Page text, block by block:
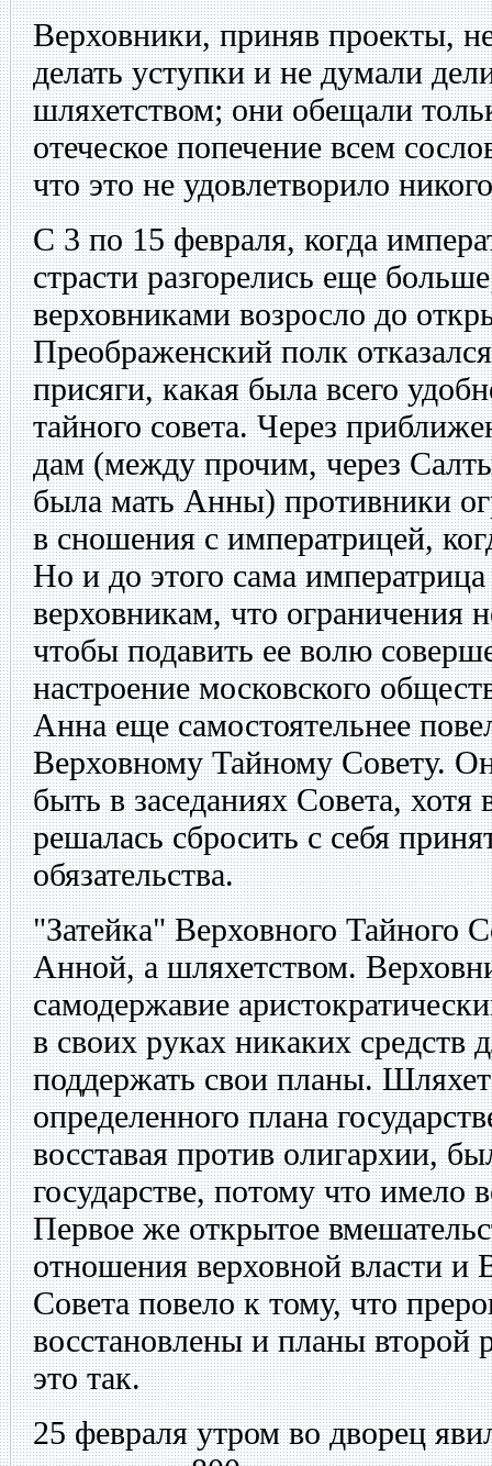
Верховники, приняв проекты,
делать уступки и не думали
шляхетством; они обещали
отеческое попечение всем
что это не удовлетворило
С 3 по 15 февраля, когда
страсти разгорелись еще
верховниками возросло до
Преображенский полк
присяги, какая была всего
тайного совета. Через
дам (между прочим, через
была мать Анны) противники
в сношения с императрицей,
Но и до этого сама императрица
верховникам, что ограничения
чтобы подавить ее волю
настроение московского
Анна еще самостоятельнее
Верховному Тайному Совету.
быть в заседаниях Совета,
решалась сбросить с себя
обязательства.
"Затейка" Верховного Тайного
Анной, а шляхетством.
самодержавие
в своих руках никаких средств
поддержать свои планы.
определенного плана
восставая против олигархии,
государстве, потому что имело
Первое же открытое
отношения верховной власти и
Совета повело к тому, что
восстановлены и планы
это так.
25 февраля утром во дворец